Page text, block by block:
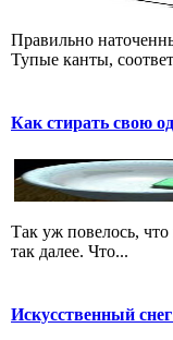
Правильно
Тупые канты,
Как стирать свою
Так уж повелось, что
так далее. Что...
Искусственный